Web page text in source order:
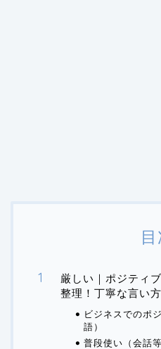
厳しい｜ポジティ
整理！丁寧な言い方
ビジネスでのポ
語）
普段使い（会話